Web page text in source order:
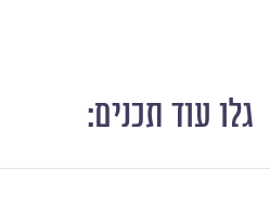
גלו עוד תכנים: